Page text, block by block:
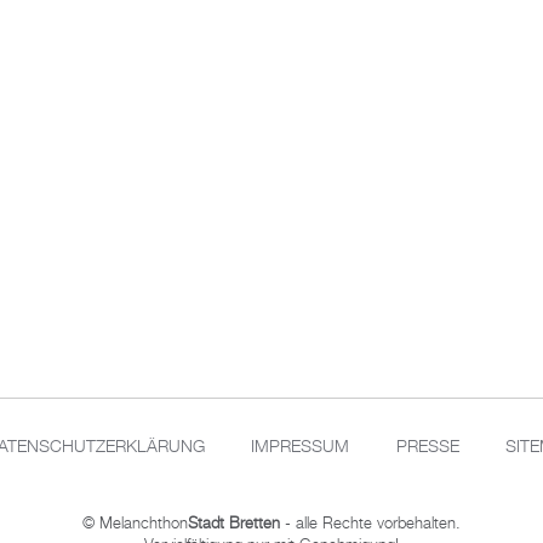
IMPRESSUM PRESSE
© MelanchthonStadt Bretten - alle Rechte vorbehalten.